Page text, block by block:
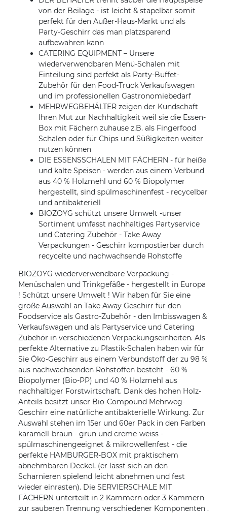
von der Beilage - ist leicht & stapelbar somit
perfekt für den Außer-Haus-Markt und als
Party-Geschirr das man platzsparend
aufbewahren kann
CATERING EQUIPMENT – Unsere
wiederverwendbaren Menü-Schalen mit
Einteilung sind perfekt als Party-Buffet-
Zubehör für den Food-Truck Verkaufswagen
und im professionellen Gastronomiebedarf
MEHRWEGBEHÄLTER zeigen der Kundschaft
Ihren Mut zur Nachhaltigkeit weil sie die Essen-
Box mit Fächern zuhause z.B. als Fingerfood
Schalen oder für Chips und Süßigkeiten weiter
nutzen können
DIE ESSENSSCHALEN MIT FÄCHERN - für heiße
und kalte Speisen - werden aus einem Verbund
aus 40 % Holzmehl und 60 % Biopolymer
hergestellt, sind spülmaschinenfest - recycelbar
und antibakteriell
BIOZOYG schützt unsere Umwelt -unser
Sortiment umfasst nachhaltiges Partyservice
und Catering Zubehör - Take Away
Verpackungen - Geschirr kompostierbar durch
recycelte und nachwachsende Rohstoffe
BIOZOYG wiederverwendbare Verpackung -
Menüschalen und Trinkgefäße - hergestellt in Europa
! Schützt unsere Umwelt ! Wir haben für Sie eine
große Auswahl an Take Away Geschirr für den
Foodservice als Gastro-Zubehör - den Imbisswagen &
Verkaufswagen und als Partyservice und Catering
Zubehör in verschiedenen Verpackungseinheiten. Als
perfekte Alternative zu Plastik-Schalen haben wir für
Sie Öko-Geschirr aus einem Verbundstoff der zu 98 %
aus nachwachsenden Rohstoffen besteht - 60 %
Biopolymer (Bio-PP) und 40 % Holzmehl aus
nachhaltiger Forstwirtschaft. Dank des hohen Holz-
Anteils besitzt unser Bio-Compound Mehrweg-
Geschirr eine natürliche antibakterielle Wirkung. Zur
Auswahl stehen im 15er und 60er Pack in den Farben
karamell-braun - grün und creme-weiss -
spülmaschinengeeignet & mikrowellenfest - die
perfekte HAMBURGER-BOX mit praktischem
abnehmbaren Deckel, (er lässt sich an den
Scharnieren spielend leicht abnehmen und fest
wieder einrasten). Die SERVIERSCHALE MIT
FÄCHERN unterteilt in 2 Kammern oder 3 Kammern
zur sauberen Trennung verschiedener Komponenten .